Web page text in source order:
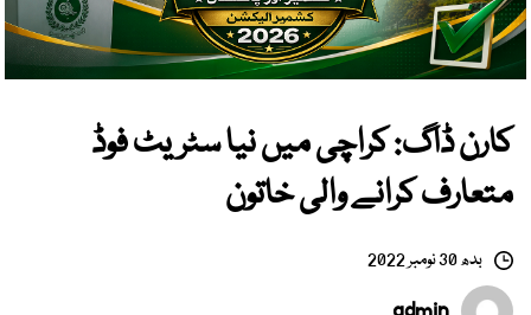
کارن ڈاگ: کراچی میں نیا سٹریٹ فوڈ
متعارف کرانے والی خاتون
بدھ 30 نومبر 2022